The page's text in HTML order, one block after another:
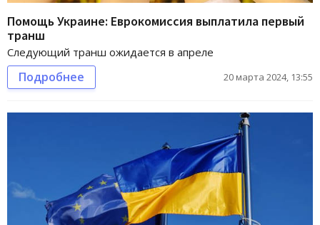
Помощь Украине: Еврокомиссия выплатила первый
транш
Следующий транш ожидается в апреле
Подробнее 20 марта 2024, 13:55